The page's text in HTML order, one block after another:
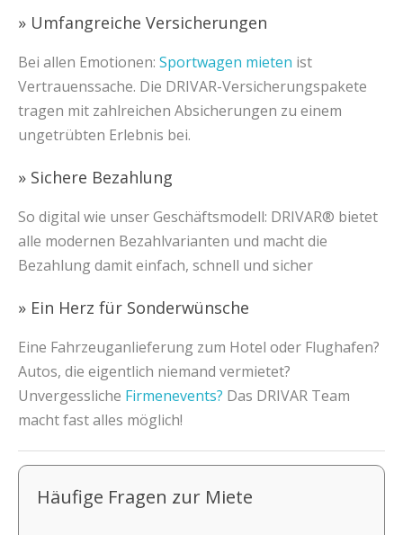
» Umfangreiche Versicherungen
Bei allen Emotionen: Sportwagen mieten ist
Vertrauenssache. Die DRIVAR-Versicherungspakete
tragen mit zahlreichen Absicherungen zu einem
ungetrübten Erlebnis bei.
» Sichere Bezahlung
So digital wie unser Geschäftsmodell: DRIVAR® bietet
alle modernen Bezahlvarianten und macht die
Bezahlung damit einfach, schnell und sicher
» Ein Herz für Sonderwünsche
Eine Fahrzeuganlieferung zum Hotel oder Flughafen?
Autos, die eigentlich niemand vermietet?
Unvergessliche Firmenevents? Das DRIVAR Team
macht fast alles möglich!
Häufige Fragen zur Miete